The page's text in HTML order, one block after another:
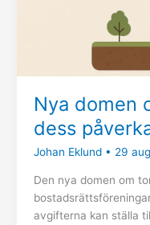
Nya domen
dess
Johan Eklund • 29
Den nya domen om
avgifterna kan ställa